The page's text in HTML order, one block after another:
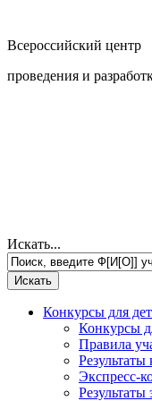
Всероссийский центр
проведения и
Искать...
Конкурсы для
Конкурсы
Правила
Результаты
Экспресс-
Результаты